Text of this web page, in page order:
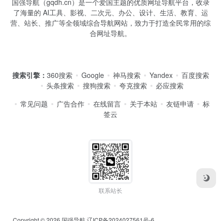
了海量的 AI工具、影视、二次元、办公、设计、生活、教育、运
营、站长、推广等全领域综合导航网站，致力于打造全民常用的综
合网址导航。
搜索引擎： 360搜索 Google 神马搜索 Yandex
百度搜索
头条搜索
搜狗搜索 夸克搜索
必应搜索
常见问题
广告合作 在线留言 关于本站 友链申请
标
签云
联系站长